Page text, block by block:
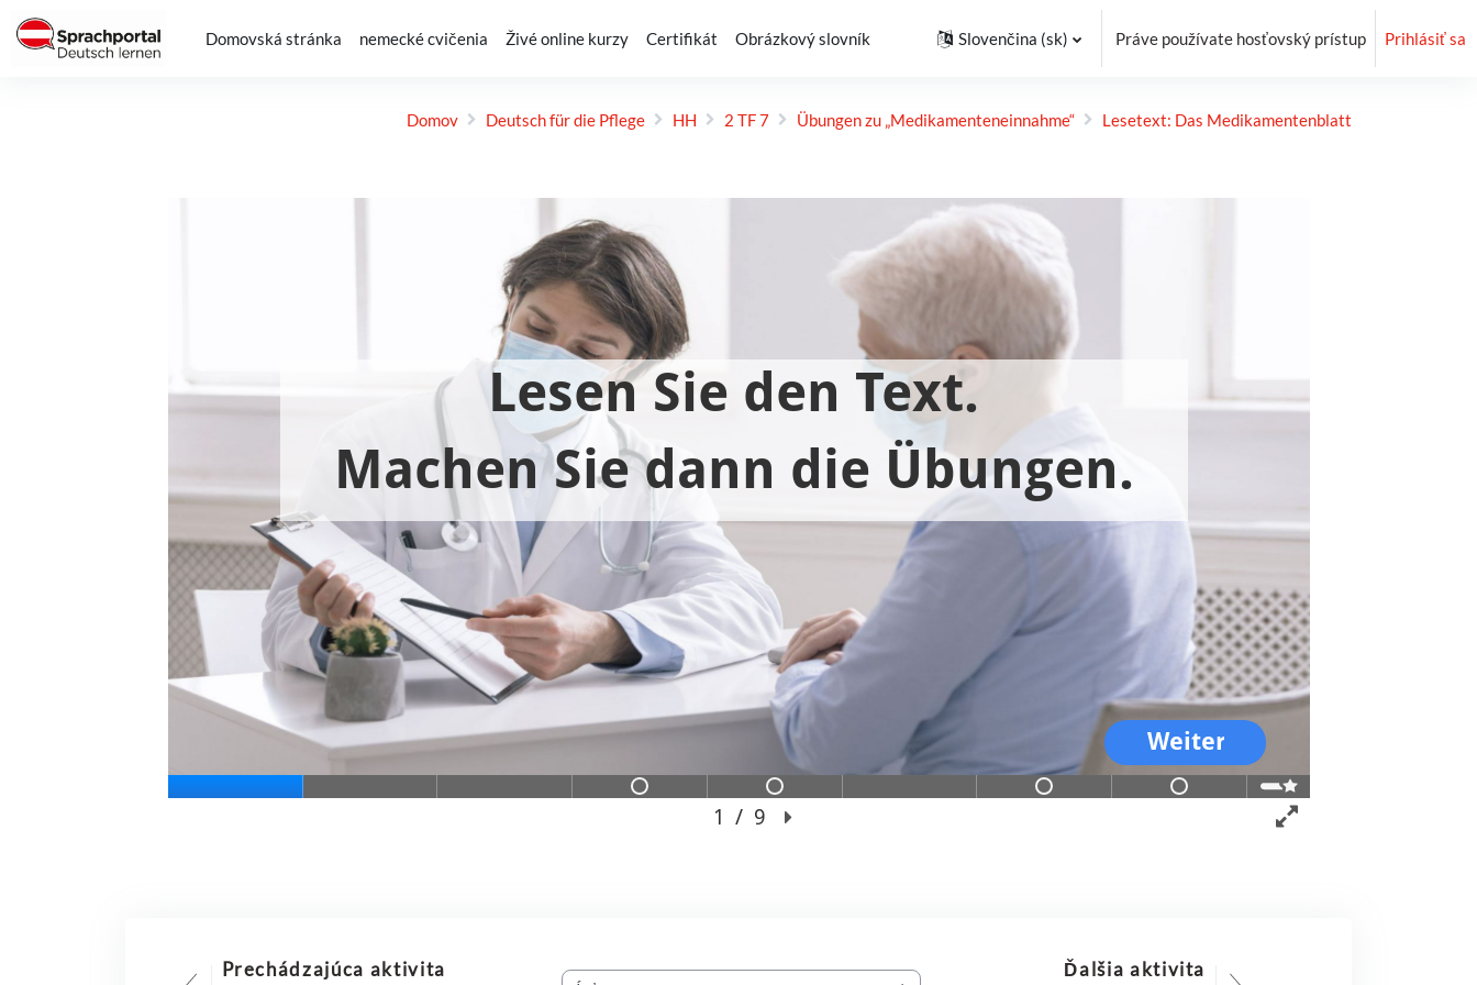
Domovská stránka
nemecké cvičenia Živé online kurzy Certifikát Obrázkový slovník Slovenčina ‎(sk)‎ Práve používate hosťovský prístup Prihlásiť sa
Domov Deutsch für die Pflege HH 2 TF 7 Übungen zu „Medikamenten­einnahme“ Lesetext: Das Medikamentenblatt
Prechádzajúca aktivita Ďalšia aktivita